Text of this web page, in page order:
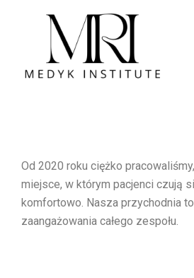
Od 2020 roku ciężko
miejsce, w którym pacjenci czują
komfortowo. Nasza przychodnia
zaangażowania całego zespołu.